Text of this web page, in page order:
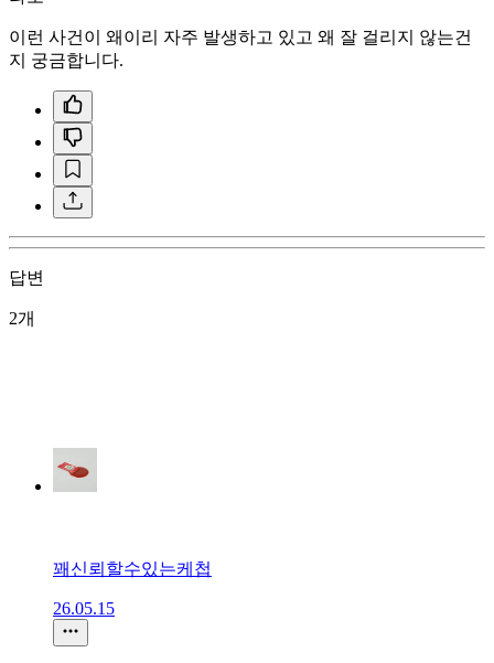
이런 사건이 왜이리 자주 발생하고 있고 왜 잘 걸리지 않는건
지 궁금합니다.
답변
2개
꽤신뢰할수있는케첩
26.05.15